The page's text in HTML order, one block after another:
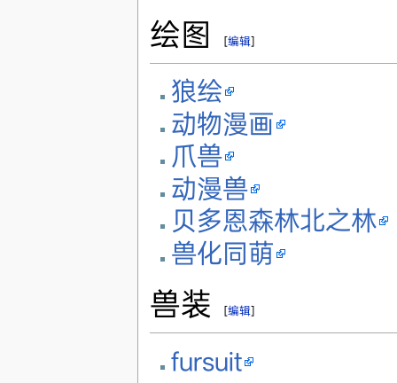
绘图 [编辑]
狼绘
动物漫画
爪兽
动漫兽
贝多恩森林北之林
兽化同萌
兽装 [编辑]
fursuit